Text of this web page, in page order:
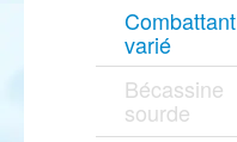
Combattant
varié
Bécassine
sourde